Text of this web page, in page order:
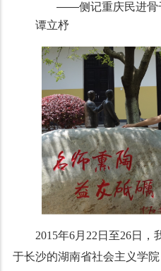
——侧记重庆民进骨
谭立杼
2015年6月22日至26日
于长沙的湖南省社会主义学